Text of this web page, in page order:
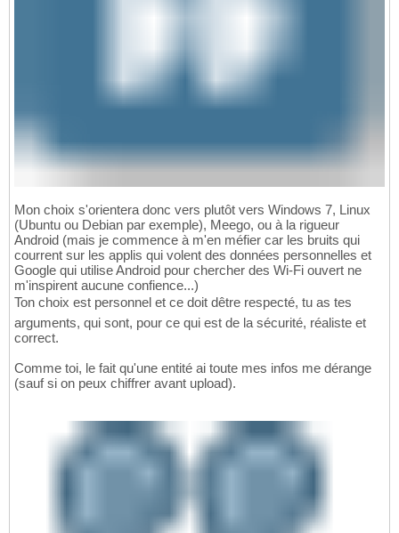
Mon choix s'orientera donc vers plutôt vers Windows 7, Linux
(Ubuntu ou Debian par exemple), Meego, ou à la rigueur
Android (mais je commence à m'en méfier car les bruits qui
courrent sur les applis qui volent des données personnelles et
Google qui utilise Android pour chercher des Wi-Fi ouvert ne
m'inspirent aucune confience...)
Ton choix est personnel et ce doit dêtre respecté, tu as tes
arguments, qui sont, pour ce qui est de la sécurité, réaliste et
correct.
Comme toi, le fait qu'une entité ai toute mes infos me dérange
(sauf si on peux chiffrer avant upload).